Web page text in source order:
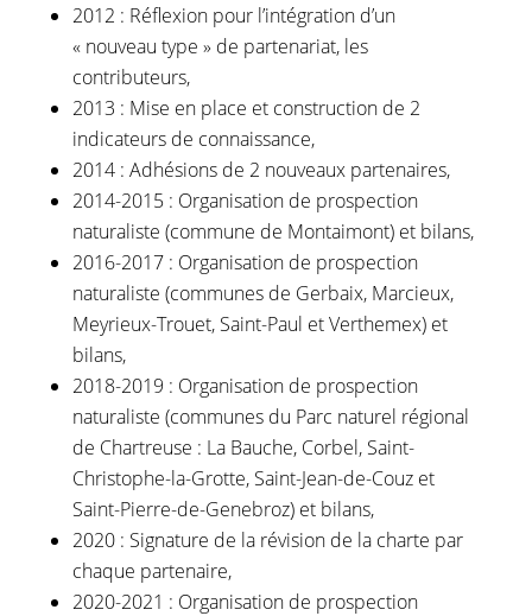
2012 : Réflexion pour l’intégration d’un
« nouveau type » de partenariat, les
contributeurs,
2013 : Mise en place et construction de 2
indicateurs de connaissance,
2014 : Adhésions de 2 nouveaux partenaires,
2014-2015 : Organisation de prospection
naturaliste (commune de Montaimont) et bilans,
2016-2017 : Organisation de prospection
naturaliste (communes de Gerbaix, Marcieux,
Meyrieux-Trouet, Saint-Paul et Verthemex) et
bilans,
2018-2019 : Organisation de prospection
naturaliste (communes du Parc naturel régional
de Chartreuse : La Bauche, Corbel, Saint-
Christophe-la-Grotte, Saint-Jean-de-Couz et
Saint-Pierre-de-Genebroz) et bilans,
2020 : Signature de la révision de la charte par
chaque partenaire,
2020-2021 : Organisation de prospection